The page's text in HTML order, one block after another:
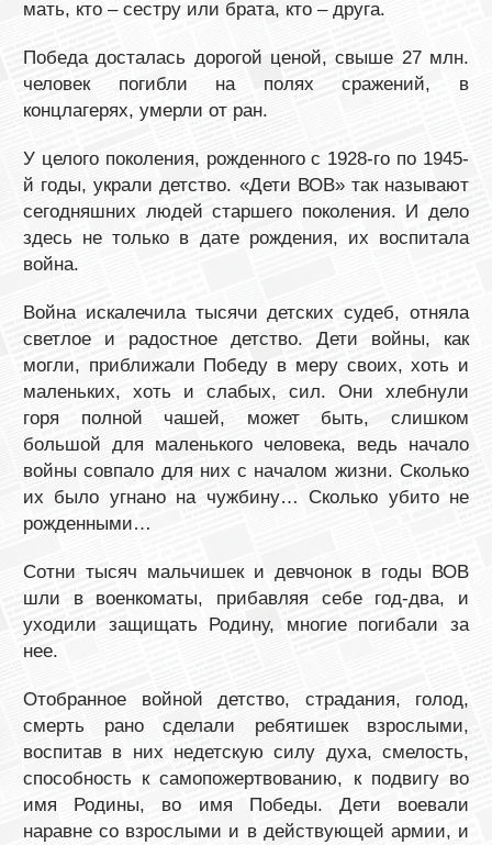
мать, кто – сестру или брата, кто – друга.
Победа досталась дорогой ценой, свыше 27 млн.
человек погибли на полях сражений, в
концлагерях, умерли от ран.
У целого поколения, рожденного с 1928-го по 1945-
й годы, украли детство. «Дети ВОВ» так называют
сегодняшних людей старшего поколения. И дело
здесь не только в дате рождения, их воспитала
война.
Война искалечила тысячи детских судеб, отняла
светлое и радостное детство. Дети войны, как
могли, приближали Победу в меру своих, хоть и
маленьких, хоть и слабых, сил. Они хлебнули
горя полной чашей, может быть, слишком
большой для маленького человека, ведь начало
войны совпало для них с началом жизни. Сколько
их было угнано на чужбину… Сколько убито не
рожденными…
Сотни тысяч мальчишек и девчонок в годы ВОВ
шли в военкоматы, прибавляя себе год-два, и
уходили защищать Родину, многие погибали за
нее.
Отобранное войной детство, страдания, голод,
смерть рано сделали ребятишек взрослыми,
воспитав в них недетскую силу духа, смелость,
способность к самопожертвованию, к подвигу во
имя Родины, во имя Победы. Дети воевали
наравне со взрослыми и в действующей армии, и